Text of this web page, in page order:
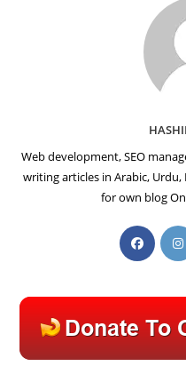
Web development, SEO
writing articles in Arabic,
for own blog
in
new
tab